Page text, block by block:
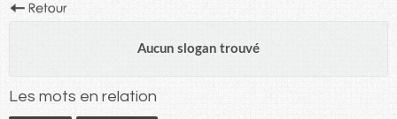
Aucun slogan trouvé
Les mots en relation